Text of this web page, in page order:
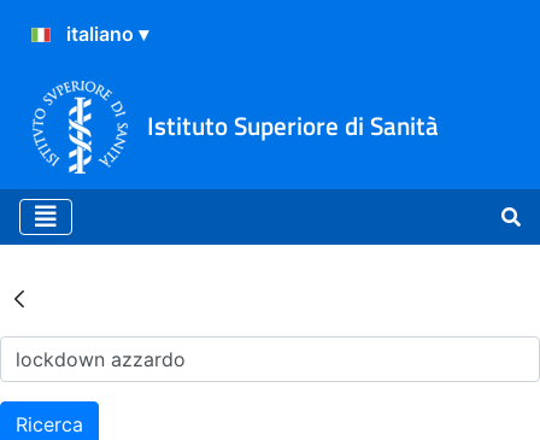
Istituto Superiore di Sanità
Risultati della Ricerca -
Ricerca